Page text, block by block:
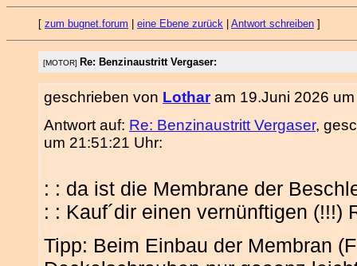
[ zum bugnet.forum eine Ebene zurück Antwort schreiben ]
[MOTOR] Re: Benzinaustritt Vergaser:
geschrieben von Lotharam 19.Juni 2026
Antwort auf: Re: Benzinaustritt Vergaser,
um 21:51:21 Uhr:
: : da ist die Membrane der
: : Kauf´dir einen vernünftigen (!!!)
Tipp: Beim Einbau der Membran